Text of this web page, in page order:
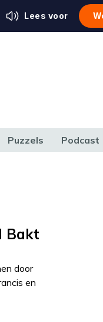
Lees voor
Puzzels Podcast
Bakt
door
en